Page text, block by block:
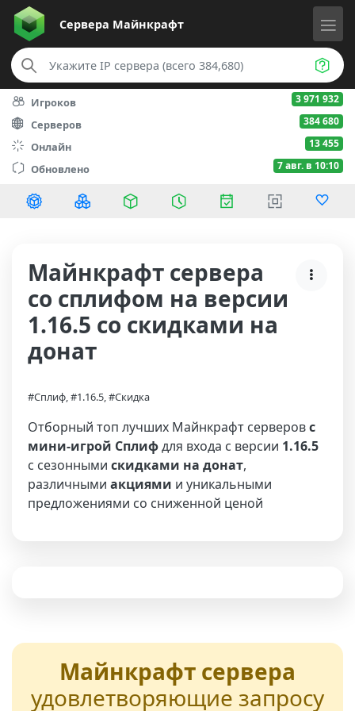
Сервера Майнкрафт
Игроков 3 971 932
Серверов 384 680
Онлайн 13 455
Обновлено 7 авг. в 10:10
Майнкрафт сервера
со сплифом на версии
1.16.5 со скидками на
донат
#Сплиф, #1.16.5, #Скидка
Отборный топ лучших Майнкрафт серверовс
мини-игрой Сплифдля входа с версии 1.16.5
с сезонными скидками на донат,
различными акциями и уникальными
предложениями со сниженной ценой
Майнкрафт сервера
удовлетворяющие запросу